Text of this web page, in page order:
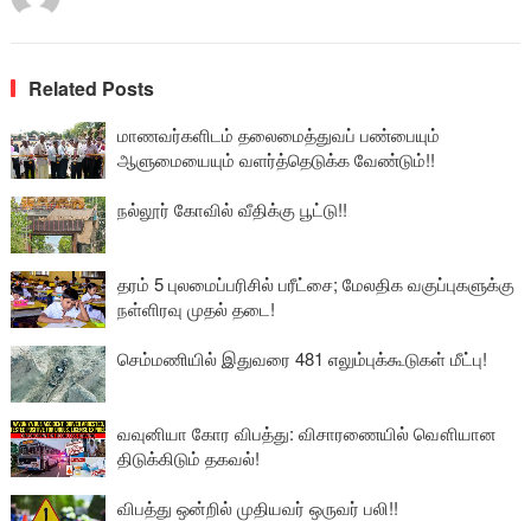
Related Posts
மாணவர்களிடம் தலைமைத்துவப் பண்பையும்
ஆளுமையையும் வளர்த்தெடுக்க வேண்டும்!!
நல்லூர் கோவில் வீதிக்கு பூட்டு!!
தரம் 5 புலமைப்பரிசில் பரீட்சை; மேலதிக வகுப்புகளுக்கு
நள்ளிரவு முதல் தடை!
செம்மணியில் இதுவரை 481 எலும்புக்கூடுகள் மீட்பு!
வவுனியா கோர விபத்து: விசாரணையில் வௌியான
திடுக்கிடும் தகவல்!
விபத்து ஒன்றில் முதியவர் ஒருவர் பலி!!